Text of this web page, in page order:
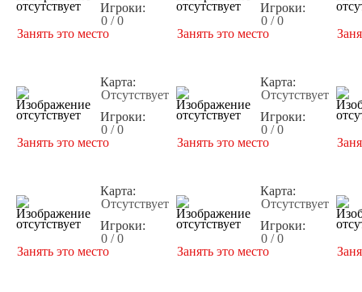
Игроки:
0 / 0
Занять это место
Игроки:
0 / 0
Занять это место
Карта:
Отсутствует
Игроки:
0 / 0
Занять это место
Карта:
Отсутствует
Игроки:
0 / 0
Занять это место
Карта:
Отсутствует
Игроки:
0 / 0
Занять это место
Карта:
Отсутствует
Игроки:
0 / 0
Занять это место